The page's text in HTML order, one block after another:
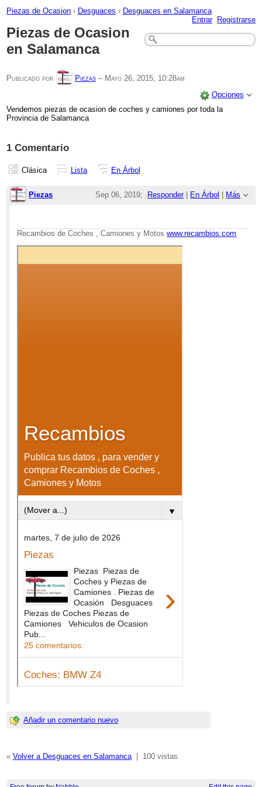
Piezas de Ocasion › Desguaces › Desguaces en Salamanca
Entrar
Registrarse
Piezas de Ocasion
en Salamanca
Publicado por Piezas– Mayo 26, 2015; 10:28am
Opciones
Vendemos piezas de ocasion de coches y camiones por toda la
Provincia de Salamanca
1 Comentario
Clásica Lista En Árbol
Piezas Responder| En Árbol Más
Sep 06, 2019;
Re: Piezas de Ocasion en Salamanca
Recambios de Coches , Camiones y Motoswww.recambios.com
Añadir un comentario nuevo
« Volver a Desguaces en Salamanca| 100 vistas